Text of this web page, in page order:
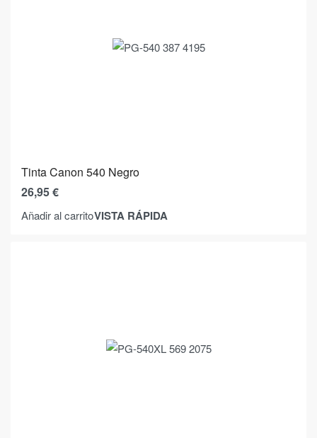
Tinta Canon 540 Negro
26,95€
Añadir al carritoVISTA RÁPIDA